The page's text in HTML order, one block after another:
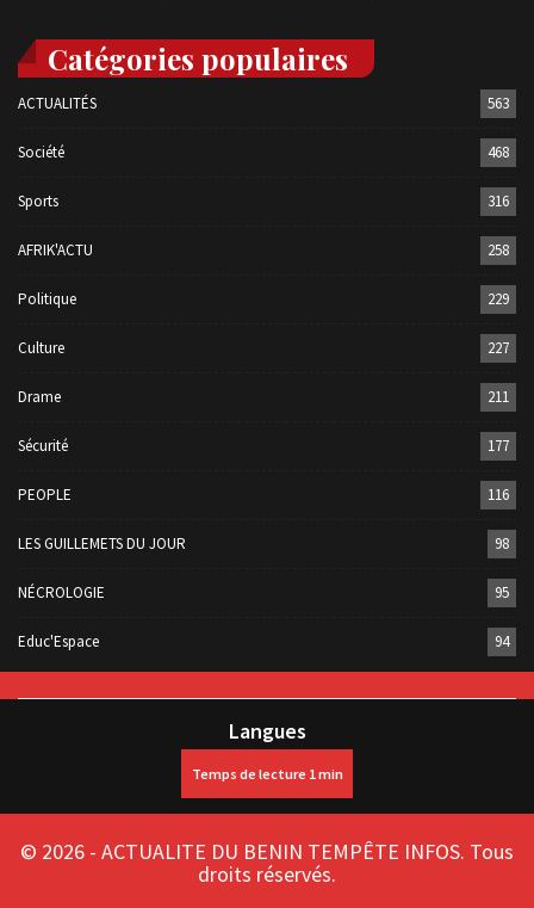
Catégories populaires
ACTUALITÉS 563
Société 468
Sports 316
AFRIK'ACTU 258
Politique 229
Culture 227
Drame 211
Sécurité 177
PEOPLE 116
LES GUILLEMETS DU JOUR 98
NÉCROLOGIE 95
Educ'Espace 94
Langues
© 2026 - ACTUALITE DU BENIN TEMPÊTE INFOS. Tous
droits réservés.